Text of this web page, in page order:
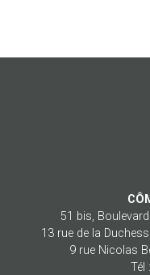
51 bis,
13 rue de la
9 rue Nicolas
Tél :